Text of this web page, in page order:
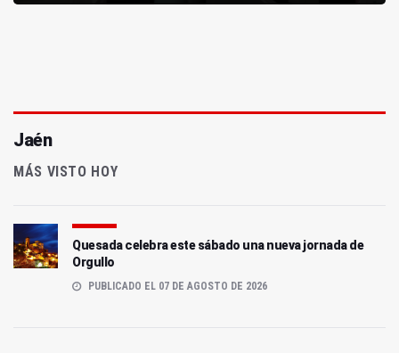
Jaén
MÁS VISTO HOY
Quesada celebra este sábado una nueva jornada de
Orgullo
PUBLICADO EL 07 DE AGOSTO DE 2026